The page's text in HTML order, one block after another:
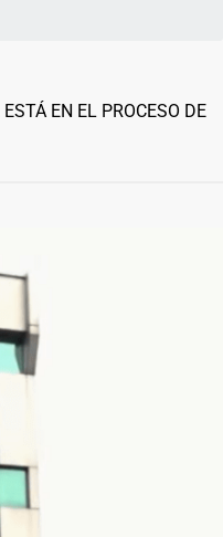
EN EL PROCESO DE